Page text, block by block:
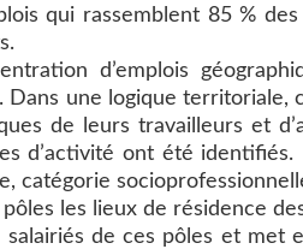
qui rassemblent 85 %
d’emplois
une logique territoriale,
de leurs travailleurs et
d’activité ont été
catégorie
les lieux de résidence
de ces pôles et met